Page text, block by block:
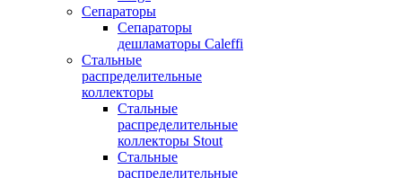
Сепараторы
Сепараторы
дешламаторы Caleffi
Стальные
распределительные
коллекторы
Стальные
распределительные
коллекторы Stout
Стальные
распределительные